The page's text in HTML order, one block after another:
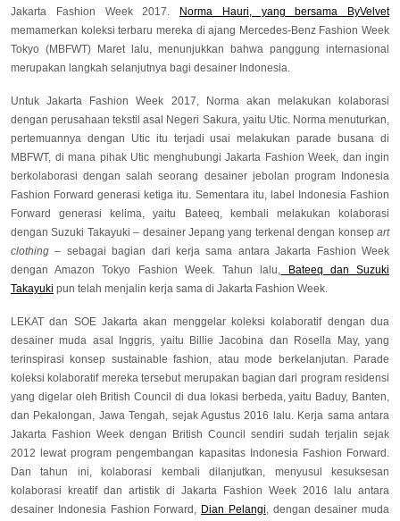
Jakarta Fashion Week 2017.
Norma Hauri, yang bersama ByVelvet
memamerkan koleksi terbaru mereka di ajang Mercedes-Benz Fashion Week
Tokyo (MBFWT) Maret lalu, menunjukkan bahwa panggung internasional
merupakan langkah selanjutnya bagi desainer Indonesia.
Untuk Jakarta Fashion Week 2017, Norma akan melakukan kolaborasi
dengan perusahaan tekstil asal Negeri Sakura, yaitu Utic. Norma menuturkan,
pertemuannya dengan Utic itu terjadi usai melakukan parade busana di
MBFWT, di mana pihak Utic menghubungi Jakarta Fashion Week, dan ingin
berkolaborasi dengan salah seorang desainer jebolan program Indonesia
Fashion Forward generasi ketiga itu. Sementara itu, label Indonesia Fashion
Forward generasi kelima, yaitu Bateeq, kembali melakukan kolaborasi
dengan Suzuki Takayuki – desainer Jepang yang terkenal dengan konsep art
clothing – sebagai bagian dari kerja sama antara Jakarta Fashion Week
dengan Amazon Tokyo Fashion Week. Tahun lalu, Bateeq dan Suzuki
Takayuki pun telah menjalin kerja sama di Jakarta Fashion Week.
LEKAT dan SOE Jakarta akan menggelar koleksi kolaboratif dengan dua
desainer muda asal Inggris, yaitu Billie Jacobina dan Rosella May, yang
terinspirasi konsep sustainable fashion, atau mode berkelanjutan. Parade
koleksi kolaboratif mereka tersebut merupakan bagian dari program residensi
yang digelar oleh British Council di dua lokasi berbeda, yaitu Baduy, Banten,
dan Pekalongan, Jawa Tengah, sejak Agustus 2016 lalu. Kerja sama antara
Jakarta Fashion Week dengan British Council sendiri sudah terjalin sejak
2012 lewat program pengembangan kapasitas Indonesia Fashion Forward.
Dan tahun ini, kolaborasi kembali dilanjutkan, menyusul kesuksesan
kolaborasi kreatif dan artistik di Jakarta Fashion Week 2016 lalu antara
desainer Indonesia Fashion Forward, Dian Pelangi, dengan desainer muda